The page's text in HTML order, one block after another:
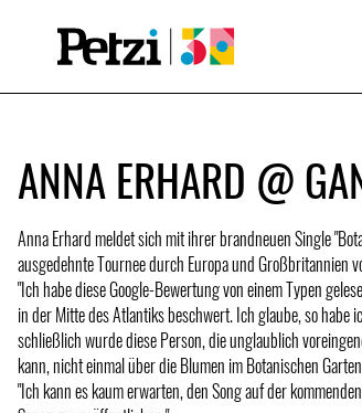
ANNA ERHARD @
Anna Erhard meldet sich mit ihrer brandneuen Single
ausgedehnte Tournee durch Europa und Großbritannien
"Ich habe diese Google-Bewertung von einem Typen
in der Mitte des Atlantiks beschwert. Ich glaube, so habe
schließlich wurde diese Person, die unglaublich
kann, nicht einmal über die Blumen im Botanischen
"Ich kann es kaum erwarten, den Song auf der